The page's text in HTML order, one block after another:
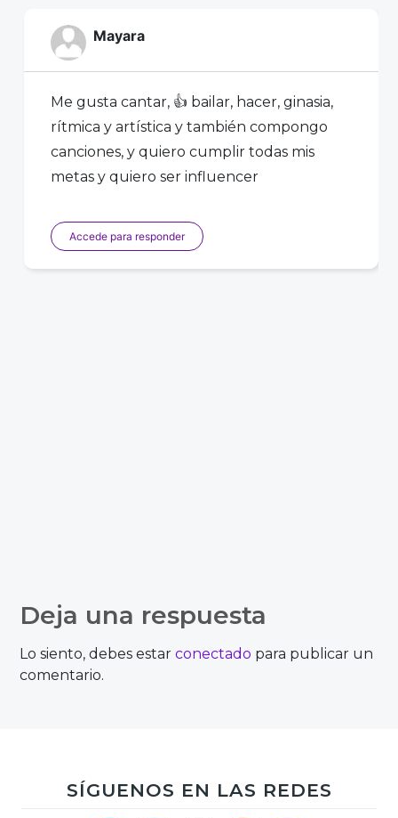
Mayara
Me gusta cantar, 👍 bailar, hacer, ginasia,
rítmica y artística y también compongo
canciones, y quiero cumplir todas mis
metas y quiero ser influencer
Accede para responder
Deja una respuesta
Lo siento, debes estarconectado para publicar un
comentario.
SÍGUENOS EN LAS REDES